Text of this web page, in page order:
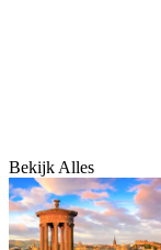
Bekijk Alles